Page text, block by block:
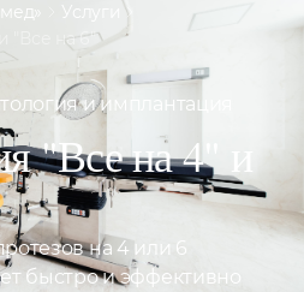
Услуги
"Все на 6"
и имплантация
"Всена4"
на 4 или 6
быстро и эффективно